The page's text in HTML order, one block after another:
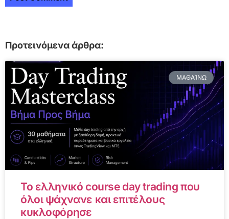
Προτεινόμενα άρθρα:
ΜΑΘΑΊΝΩ
Το ελληνικό course day trading που
όλοι ψάχνανε και επιτέλους
κυκλοφόρησε